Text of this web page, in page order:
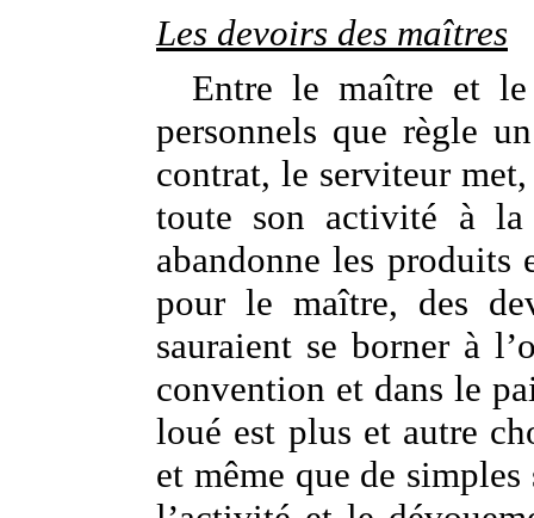
Les devoirs des maîtres
Entre le maître et
personnels que règle
contrat, le serviteur
toute son activité à
abandonne les produits
pour le maître, des
sauraient se borner à
convention et dans le
loué est plus et autre
et même que de